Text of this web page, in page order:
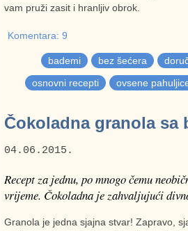
vam pruži zasit i hranljiv obrok.
Komentara: 9
bademi bez šećera
osnovni recepti
ovsene
Čokoladna granola sa
04.06.2015.
Recept za jednu, po mnogo čemu
vrijeme. Čokoladna je zahvaljujući
Granola je jedna sjajna stvar! Zapravo,